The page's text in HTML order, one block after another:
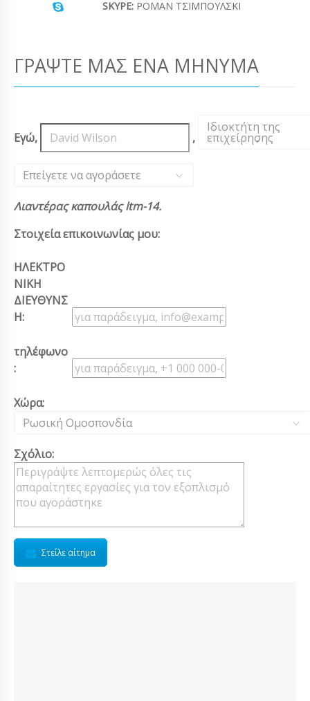
SKYPE: ΡΟΜΆΝ ΤΣΙΜΠΟΎΛΣΚΙ
ΓΡΆΨΤΕ ΜΑΣ ΈΝΑ ΜΉΝΥΜΑ
Εγώ, ,
Ιδιοκτήτη της
επιχείρησης
,
Επείγετε να αγοράσετε
Λιαντέρας καπουλάς ltm-14.
Στοιχεία επικοινωνίας μου:
ΗΛΕΚΤΡΟ
ΝΙΚΗ
ΔΙΕΥΘΥΝΣ
Η:
τηλέφωνο
:
Χώρα:
Ρωσική Ομοσπονδία
Σχόλιο:
Στείλε αίτημα